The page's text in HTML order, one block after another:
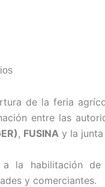
de la feria
entre las
, FUSINA y la
a la habilitación
y comerciantes.